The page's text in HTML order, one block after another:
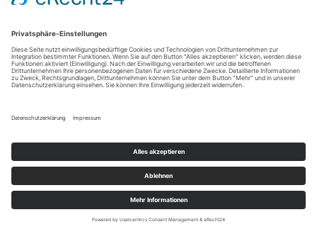
VERMIETET
+ Kaarst-Holzbüttgen + Einzimmerwohnung +
Erdgeschosswohnung
44 m²
1
ZIMMER
bewertet
Kundenbewertungen und Erfahrungen zu
THURNER + SÖHNE Immobilien GmbH
SEHR GUT
Bewertungen auf
1.612
Bewertungen von 4
Blick aufs ProvenExpert-Profil werfen